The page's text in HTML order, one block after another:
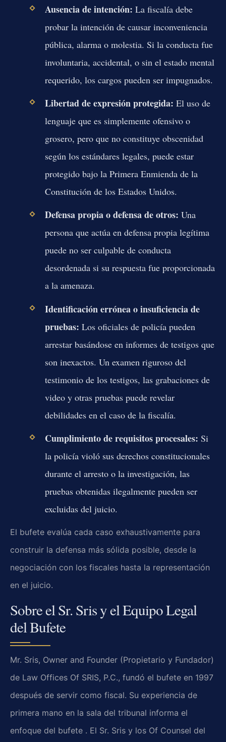
Ausencia de intención: La fiscalía debe
probar la intención de causar inconveniencia
pública, alarma o molestia. Si la conducta fue
involuntaria, accidental, o sin el estado mental
requerido, los cargos pueden ser impugnados.
Libertad de expresión protegida: El uso de
lenguaje que es simplemente ofensivo o
grosero, pero que no constituye obscenidad
según los estándares legales, puede estar
protegido bajo la Primera Enmienda de la
Constitución de los Estados Unidos.
Defensa propia o defensa de otros: Una
persona que actúa en defensa propia legítima
puede no ser culpable de conducta
desordenada si su respuesta fue proporcionada
a la amenaza.
Identificación errónea o insuficiencia de
pruebas: Los oficiales de policía pueden
arrestar basándose en informes de testigos que
son inexactos. Un examen riguroso del
testimonio de los testigos, las grabaciones de
video y otras pruebas puede revelar
debilidades en el caso de la fiscalía.
Cumplimiento de requisitos procesales: Si
la policía violó sus derechos constitucionales
durante el arresto o la investigación, las
pruebas obtenidas ilegalmente pueden ser
excluidas del juicio.
El bufete evalúa cada caso exhaustivamente para
construir la defensa más sólida posible, desde la
negociación con los fiscales hasta la representación
en el juicio.
Sobre el Sr. Sris y el Equipo Legal
del Bufete
Mr. Sris, Owner and Founder (Propietario y Fundador)
de Law Offices Of SRIS, P.C., fundó el bufete en 1997
después de servir como fiscal. Su experiencia de
primera mano en la sala del tribunal informa el
enfoque del bufete . El Sr. Sris y los Of Counsel del